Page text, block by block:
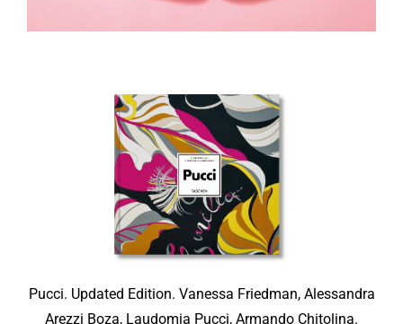
Pucci. Updated Edition. Vanessa Friedman, Alessandra
Arezzi Boza, Laudomia Pucci, Armando Chitolina.